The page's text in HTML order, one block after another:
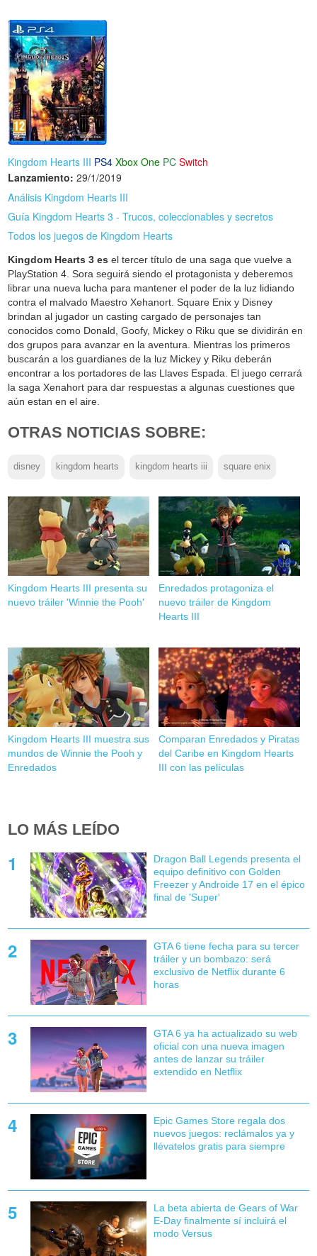
Kingdom Hearts III PS4 Xbox One PC Switch
Lanzamiento: 29/1/2019
Análisis Kingdom Hearts III
Guía Kingdom Hearts 3 - Trucos, coleccionables y secretos
Todos los juegos de Kingdom Hearts
Kingdom Hearts 3 es el tercer título de una saga que vuelve a
PlayStation 4. Sora seguirá siendo el protagonista y deberemos
librar una nueva lucha para mantener el poder de la luz lidiando
contra el malvado Maestro Xehanort. Square Enix y Disney
brindan al jugador un casting cargado de personajes tan
conocidos como Donald, Goofy, Mickey o Riku que se dividirán en
dos grupos para avanzar en la aventura. Mientras los primeros
buscarán a los guardianes de la luz Mickey y Riku deberán
encontrar a los portadores de las Llaves Espada. El juego cerrará
la saga Xenahort para dar respuestas a algunas cuestiones que
aún estan en el aire.
OTRAS NOTICIAS SOBRE:
disney kingdom hearts kingdom hearts iii square enix
Kingdom Hearts III presenta su
nuevo tráiler 'Winnie the Pooh'
Enredados protagoniza el
nuevo tráiler de Kingdom
Hearts III
Kingdom Hearts III muestra sus
mundos de Winnie the Pooh y
Enredados
Comparan Enredados y Piratas
del Caribe en Kingdom Hearts
III con las películas
LO MÁS LEÍDO
Dragon Ball Legends presenta el
equipo definitivo con Golden
Freezer y Androide 17 en el épico
final de 'Super'
GTA 6 tiene fecha para su tercer
tráiler y un bombazo: será
exclusivo de Netflix durante 6
horas
GTA 6 ya ha actualizado su web
oficial con una nueva imagen
antes de lanzar su tráiler
extendido en Netflix
Epic Games Store regala dos
nuevos juegos: reclámalos ya y
llévatelos gratis para siempre
La beta abierta de Gears of War
E-Day finalmente sí incluirá el
modo Versus